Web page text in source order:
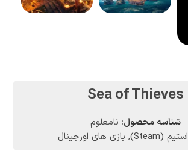
Sea of Thieves
شناسه محصول: نامعلوم
استیم (Steam) , بازی های اورجینال